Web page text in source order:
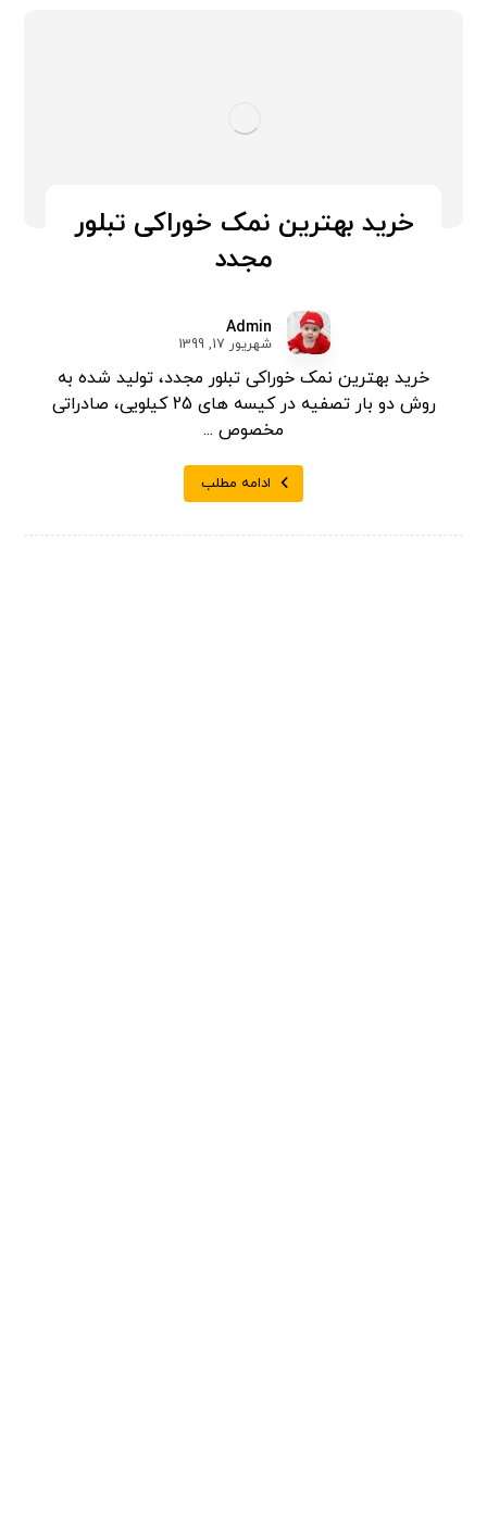
خرید بهترین نمک خوراکی تبلور
مجدد
Admin
شهریور 17, 1399
خرید بهترین نمک خوراکی تبلور مجدد، تولید شده به
روش دو بار تصفیه در کیسه های 25 کیلویی، صادراتی
مخصوص ...
ادامه مطلب